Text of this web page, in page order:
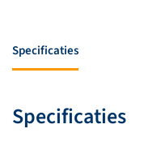
mij
ander
aantal
Specificaties
Specificaties